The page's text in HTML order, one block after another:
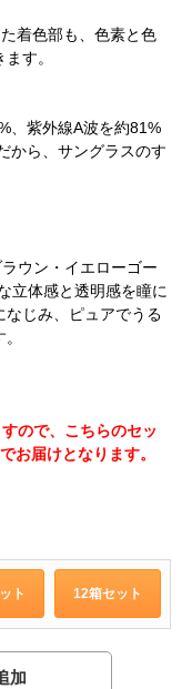
着色部も、色素と色
す。
、紫外線A波を約81%
から、サングラスのす
ウン・イエローゴー
立体感と透明感を瞳に
じみ、ピュアでうる
ので、こちらのセッ
お届けとなります。
ト 12箱セット
加